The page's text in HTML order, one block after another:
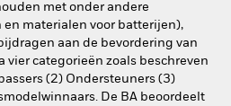
met onder andere
materialen voor batterijen),
aan de bevordering van
vier categorieën zoals beschreven
(2) Ondersteuners (3)
De BA beoordeelt